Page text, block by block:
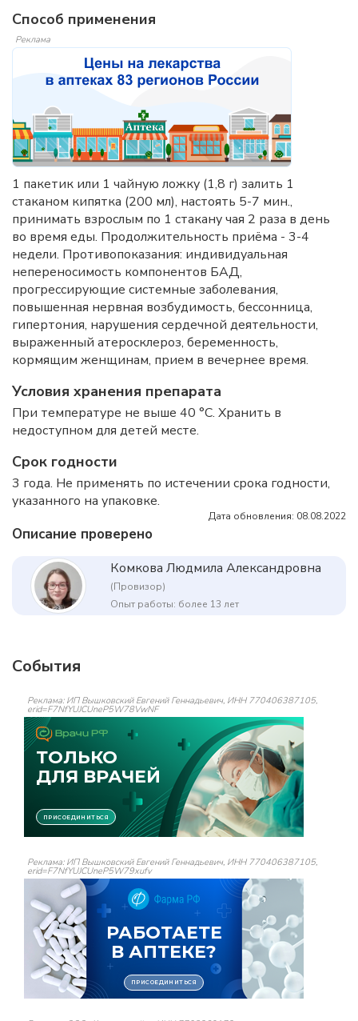
Способ применения
Реклама
1 пакетик или 1 чайную ложку (1,8 г) залить 1
стаканом кипятка (200 мл), настоять 5-7 мин.,
принимать взрослым по 1 стакану чая 2 раза в день
во время еды. Продолжительность приёма - 3-4
недели. Противопоказания: индивидуальная
непереносимость компонентов БАД,
прогрессирующие системные заболевания,
повышенная нервная возбудимость, бессонница,
гипертония, нарушения сердечной деятельности,
выраженный атеросклероз, беременность,
кормящим женщинам, прием в вечернее время.
Условия хранения препарата
При температуре не выше 40 °C. Хранить в
недоступном для детей месте.
Срок годности
3 года. Не применять по истечении срока годности,
указанного на упаковке.
Дата обновления: 08.08.2022
Описание проверено
Комкова Людмила Александровна
(Провизор)
Опыт работы: более 13 лет
События
Реклама: ИП Вышковский Евгений Геннадьевич, ИНН 770406387105,
erid=F7NfYUJCUneP5W78VwNF
Реклама: ИП Вышковский Евгений Геннадьевич, ИНН 770406387105,
erid=F7NfYUJCUneP5W79xufv